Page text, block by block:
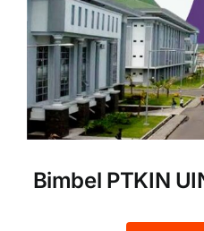
Bimbel PTKIN